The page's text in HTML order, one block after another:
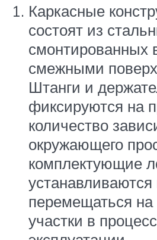
Каркасные
состоят из
смонтированных
смежными
Штанги и
фиксируются на
количество
окружающего
комплектующие
устанавливаются
перемещаться
участки в